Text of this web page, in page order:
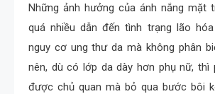
Những ảnh hưởng của ánh nắng mặt
quá nhiều dẫn đến tình trạng lão
nguy cơ ung thư da mà không phân
nên, dù có lớp da dày hơn phụ nữ, thì
được chủ quan mà bỏ qua bước bôi